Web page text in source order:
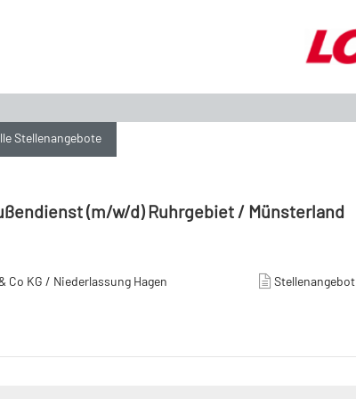
Stellenangebote
(m/w/d) Ruhrgebiet / Münsterland
Co KG / Niederlassung Hagen
Stellenangebot